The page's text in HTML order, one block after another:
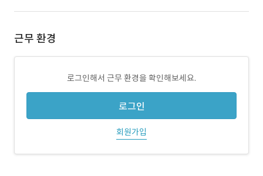
근무 환경
로그인해서 근무 환경을 확인해보세요.
로그인
회원가입